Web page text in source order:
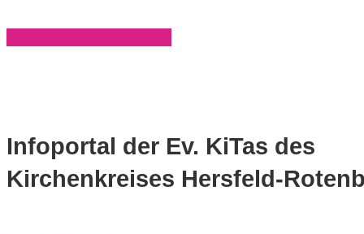
Infoportal der Ev. KiTas des
Kirchenkreises Hersfeld-